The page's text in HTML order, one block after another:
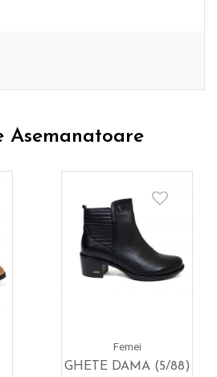
Asemanatoare
Femei
GHETE DAMA (5/88)